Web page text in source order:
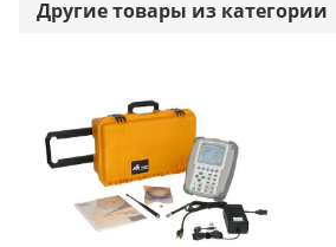
Другие товары из категории